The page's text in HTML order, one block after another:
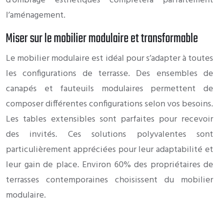
l’aménagement.
Miser sur le mobilier modulaire et transformable
Le mobilier modulaire est idéal pour s’adapter à toutes
les configurations de terrasse. Des ensembles de
canapés et fauteuils modulaires permettent de
composer différentes configurations selon vos besoins.
Les tables extensibles sont parfaites pour recevoir
des invités. Ces solutions polyvalentes sont
particulièrement appréciées pour leur adaptabilité et
leur gain de place. Environ 60% des propriétaires de
terrasses contemporaines choisissent du mobilier
modulaire.